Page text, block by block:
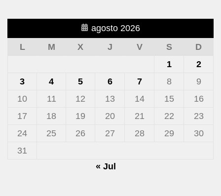
agosto 2026
L
M X J V S
D
1
2
3
4 5 6 7 8
9
10
11 12 13 14 15
16
17
18 19 20 21 22
23
24
25 26 27 28 29
30
31
« Jul